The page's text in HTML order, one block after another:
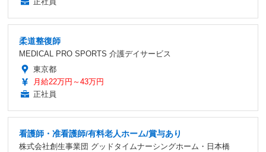
柔道整復師
MEDICAL PRO SPORTS 介護デイサービス
東京都
月給22万円～43万円
正社員
看護師・准看護師/有料老人ホーム/賞与あり
株式会社創生事業団 グッドタイムナーシングホーム・日本橋